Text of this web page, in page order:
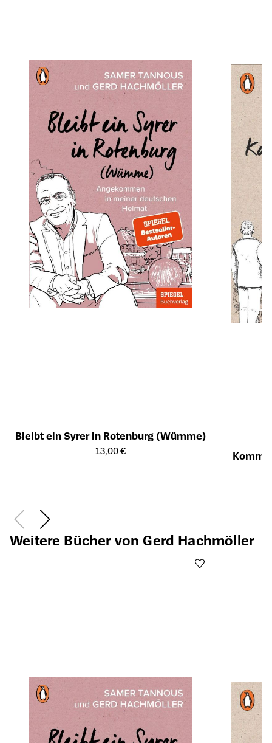
Bleibt ein Syrer in Rotenburg (Wümme)
Öffnet die Detailseite des Produkts
13,00 € Kommt
Weitere Bücher von Gerd Hachmöller